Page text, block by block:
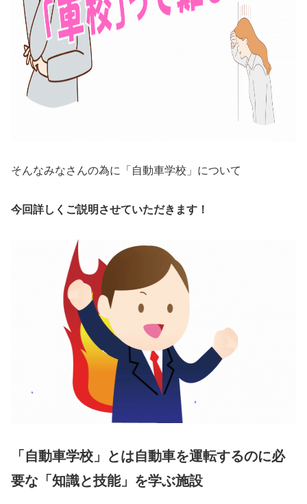
そんなみなさんの為に「自動車学校」について
今回詳しくご説明させていただきます！
「自動車学校」
とは自動車を運転するのに必
要な「知識と技能」を学ぶ施設